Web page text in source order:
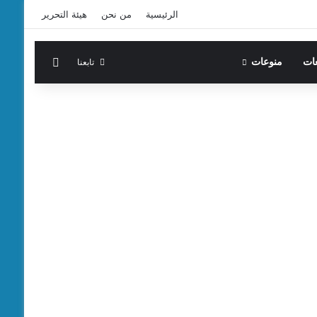
الرئيسية من نحن هيئة التحرير
منوعات تابعنا